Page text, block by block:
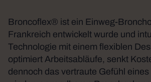
Broncoflex® ist ein Einweg-
Frankreich entwickelt wurde und
Technologie mit einem flexiblen
optimiert Arbeitsabläufe, senkt
dennoch das vertraute Gefühl eines